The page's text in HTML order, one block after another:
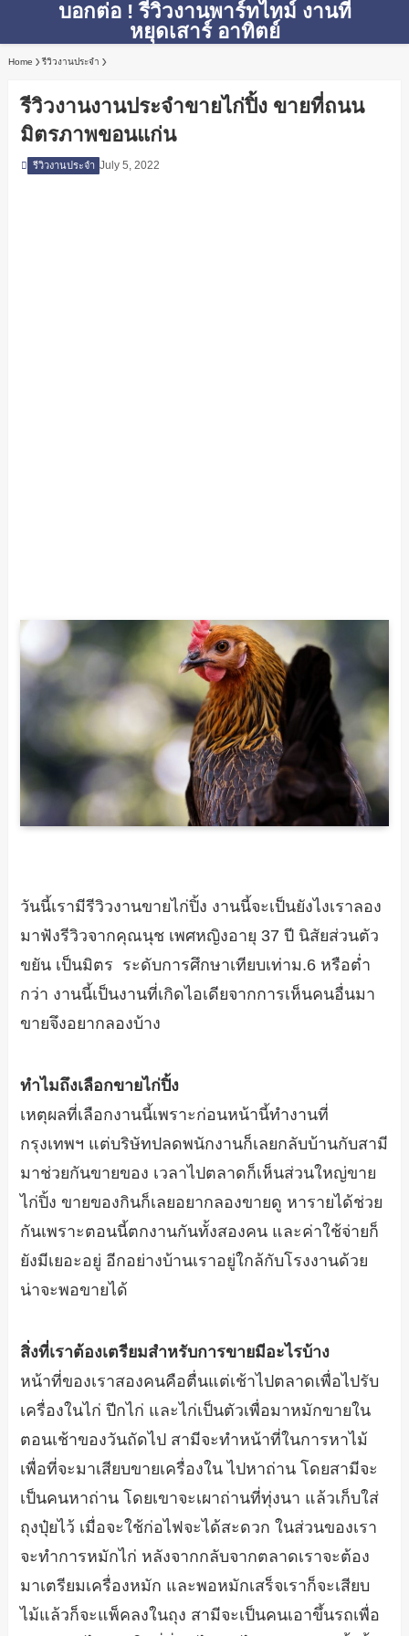
บอกต่อ ! รีวิวงานพาร์ทไทม์ งานที่
หยุดเสาร์ อาทิตย์
Home รีวิวงานประจำ
รีวิวงานงานประจำขายไก่ปิ้ง ขายที่ถนน
มิตรภาพขอนแก่น
รีวิวงานประจำ July 5, 2022
วันนี้เรามีรีวิวงานขายไก่ปิ้ง งานนี้จะเป็นยังไงเราลอง
มาฟังรีวิวจากคุณนุช เพศหญิงอายุ 37 ปี นิสัยส่วนตัว
ขยัน เป็นมิตร ระดับการศึกษาเทียบเท่าม.6 หรือต่ำ
กว่า งานนี้เป็นงานที่เกิดไอเดียจากการเห็นคนอื่นมา
ขายจึงอยากลองบ้าง
ทำไมถึงเลือกขายไก่ปิ้ง
เหตุผลที่เลือกงานนี้เพราะก่อนหน้านี้ทำงานที่
กรุงเทพฯ แต่บริษัทปลดพนักงานก็เลยกลับบ้านกับสามี
มาช่วยกันขายของ เวลาไปตลาดก็เห็นส่วนใหญ่ขาย
ไก่ปิ้ง ขายของกินก็เลยอยากลองขายดู หารายได้ช่วย
กันเพราะตอนนี้ตกงานกันทั้งสองคน และค่าใช้จ่ายก็
ยังมีเยอะอยู่ อีกอย่างบ้านเราอยู่ใกล้กับโรงงานด้วย
น่าจะพอขายได้
สิ่งที่เราต้องเตรียมสำหรับการขายมีอะไรบ้าง
หน้าที่ของเราสองคนคือตื่นแต่เช้าไปตลาดเพื่อไปรับ
เครื่องในไก่ ปีกไก่ และไก่เป็นตัวเพื่อมาหมักขายใน
ตอนเช้าของวันถัดไป สามีจะทำหน้าที่ในการหาไม้
เพื่อที่จะมาเสียบขายเครื่องใน ไปหาถ่าน โดยสามีจะ
เป็นคนหาถ่าน โดยเขาจะเผาถ่านที่ทุ่งนา แล้วเก็บใส่
ถุงปุ๋ยไว้ เมื่อจะใช้ก่อไฟจะได้สะดวก ในส่วนของเรา
จะทำการหมักไก่ หลังจากกลับจากตลาดเราจะต้อง
มาเตรียมเครื่องหมัก และพอหมักเสร็จเราก็จะเสียบ
ไม้แล้วก็จะแพ็คลงในถุง สามีจะเป็นคนเอาขึ้นรถเพื่อ